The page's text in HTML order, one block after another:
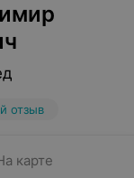
отзыв
карте